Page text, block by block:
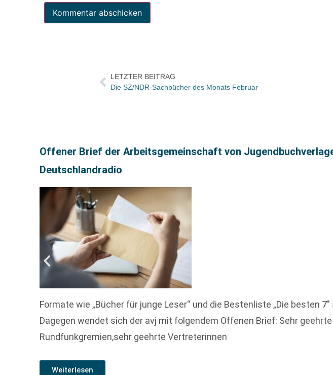
LETZTER BEITRAG
Die SZ/NDR-Sachbücher des Monats Februar
Offener Brief der Arbeitsgemeinschaft von
Deutschlandradio
Formate wie „Bücher für junge Leser“ und die Bestenliste „Die besten
Dagegen wendet sich der avj mit folgendem Offenen Brief: Sehr
Rundfunkgremien,sehr geehrte Vertreterinnen
Weiterlesen